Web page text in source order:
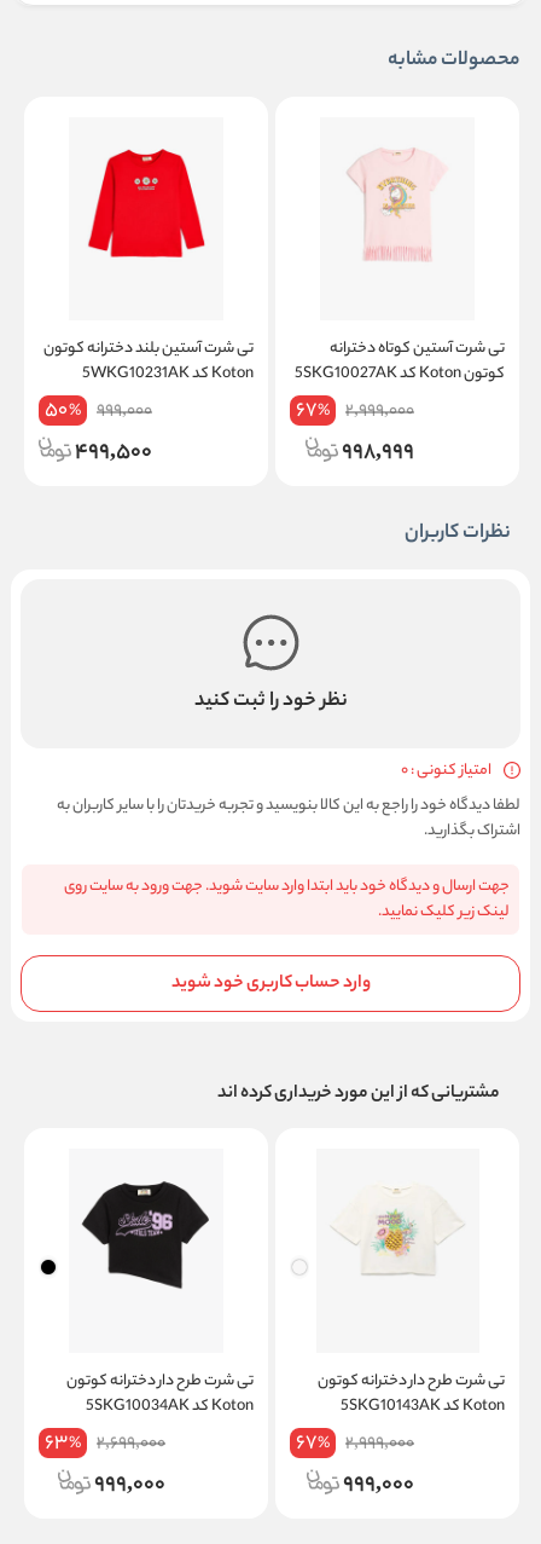
محصولات مشابه
تی شرت آستین کوتاه دخترانه
کوتون Koton کد 5SKG10027AK
2,999,000
67%
998,999
تی شرت آستین بلند دخترانه کوتون
Koton کد 5WKG10231AK
999,000
50%
499,500
نظرات کاربران
نظر خود را ثبت کنید
امتیاز کنونی : 0
لطفا دیدگاه خود را راجع به این کالا بنویسید و تجربه خریدتان را با سایر کاربران به
اشتراک بگذارید.
جهت ارسال و دیدگاه خود باید ابتدا وارد سایت شوید. جهت ورود به سایت روی
لینک زیر کلیک نمایید.
وارد حساب کاربری خود شوید
مشتریانی که از این مورد خریداری کرده اند
تی شرت طرح دار دخترانه کوتون
Koton کد 5SKG10143AK
2,999,000
67%
999,000
تی شرت طرح دار دخترانه کوتون
Koton کد 5SKG10034AK
2,699,000
63%
999,000